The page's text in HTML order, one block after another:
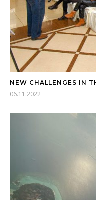
NEW CHALLENGES IN
06.11.2022